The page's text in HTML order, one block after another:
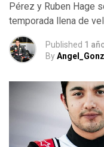
Pérez y Ruben Hage
temporada llena de
Published 1
By